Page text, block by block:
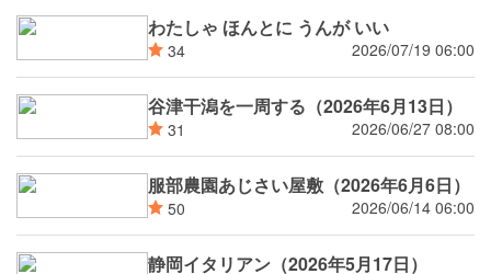
わたしゃ ほんとに うんが いい
34 2026/07/19 06:00
谷津干潟を一周する（2026年6月13日）
31 2026/06/27 08:00
服部農園あじさい屋敷（2026年6月6日）
50 2026/06/14 06:00
静岡イタリアン（2026年5月17日）